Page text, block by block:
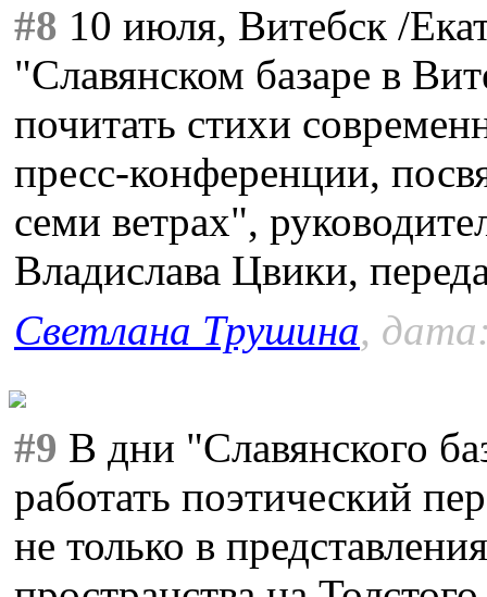
#8 10 июля, Витебск /
"Славянском базаре в
почитать стихи
пресс-конференции,
семи ветрах",
Владислава Цвики,
Светлана Трушина,
#9 В дни "Славянского
работать поэтический
не только в